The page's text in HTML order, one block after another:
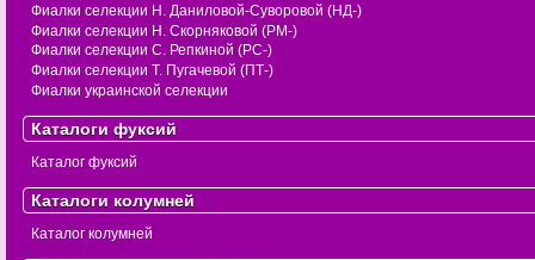
Фиалки селекции Н. Даниловой-Суворовой (НД-)
Фиалки селекции Н. Скорняковой (РМ-)
Фиалки селекции С. Репкиной (РС-)
Фиалки селекции Т. Пугачевой (ПТ-)
Фиалки украинской селекции
Каталоги фуксий
Каталог фуксий
Каталоги колумней
Каталог колумней